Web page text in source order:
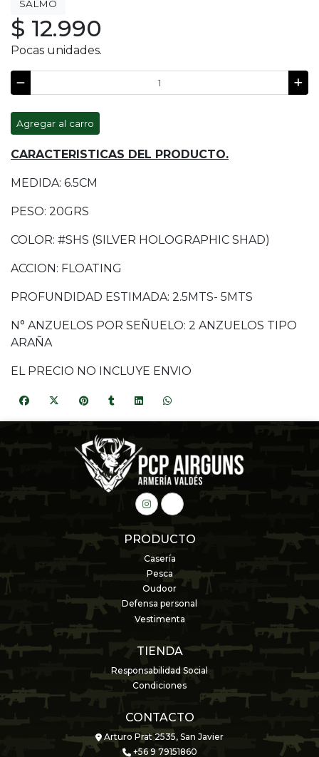
SALMO
$ 12.990
Pocas unidades.
Agregar al carro
CARACTERISTICAS DEL PRODUCTO.
MEDIDA: 6.5CM
PESO: 20GRS
COLOR: #SHS (SILVER HOLOGRAPHIC SHAD)
ACCION: FLOATING
PROFUNDIDAD ESTIMADA: 2.5MTS- 5MTS
N° ANZUELOS POR SEÑUELO: 2 ANZUELOS TIPO
ARAÑA
EL PRECIO NO INCLUYE ENVIO
PRODUCTO
Casería
Pesca
Oudoor
Defensa personal
Vestimenta
TIENDA
Responsabilidad Social
Condiciones
CONTACTO
Arturo Prat 2535, San Javier
+56 9 79151860